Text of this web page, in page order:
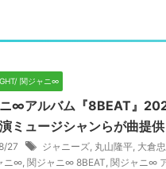
関ジャニ∞
∞アルバム『8BEAT』
ミュージシャンらが曲提供
27 ジャニーズ, 丸山隆平, 大倉
ニ∞, 関ジャニ∞ 8BEAT, 関ジャニ∞